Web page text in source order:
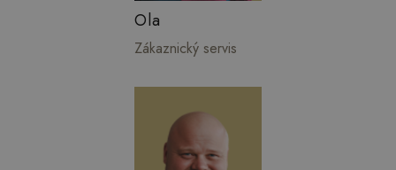
Ola
Zákaznický servis